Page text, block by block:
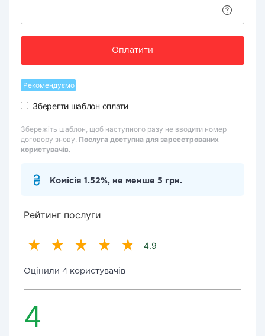
Оплатити
Рекомендуємо
Зберегти шаблон оплати
Збережіть шаблон, щоб наступного разу не вводити номер
договору знову. Послуга доступна для зареєстрованих
користувачів.
Комісія 1.52%, не менше 5 грн.
Рейтинг послуги
4.9
Оцінили 4 користувачів
4